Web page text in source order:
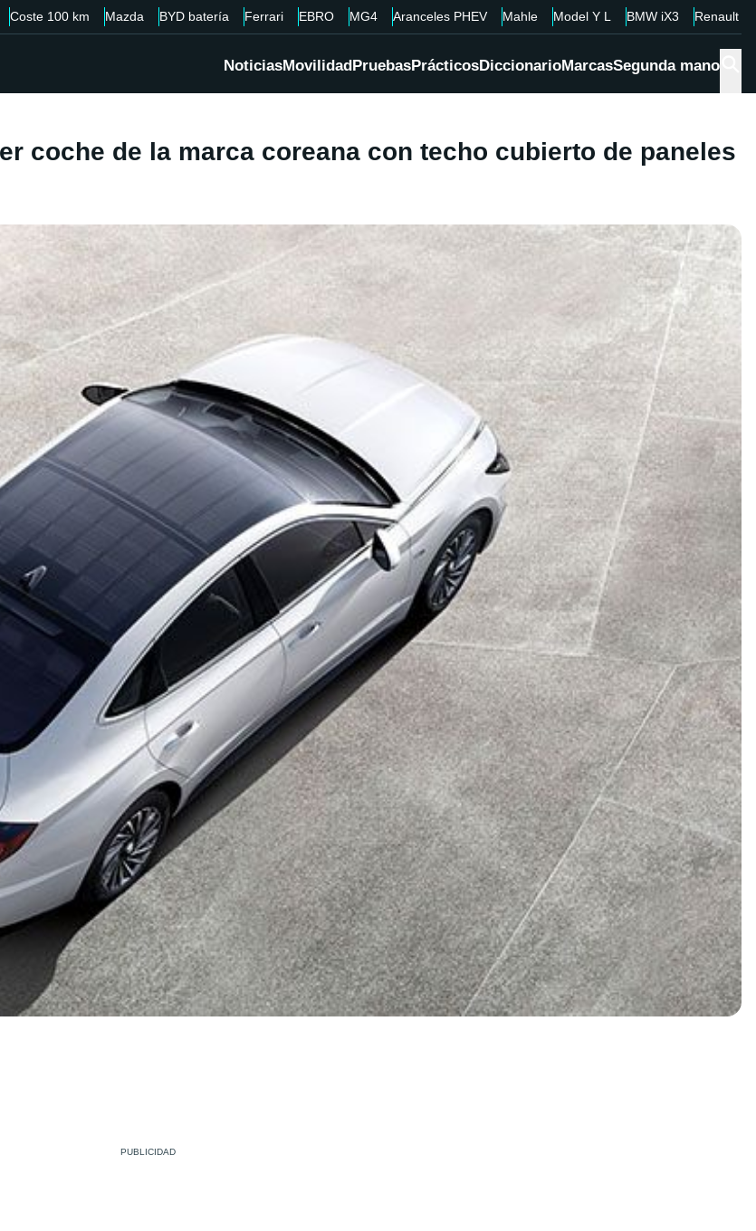
Coste 100 km Mazda BYD batería Ferrari EBRO MG4 Aranceles PHEV Mahle Model Y L BMW iX3 Renault
NoticiasMovilidadPruebasPrácticosDiccionarioMarcasSegunda mano
coche de la marca coreana con techo cubierto de paneles